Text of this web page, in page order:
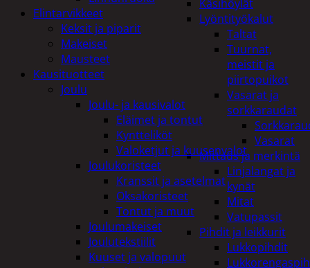
Käsihöylät
Lyöntityökalut
Taltat
Tuurnat,
meistit ja
piirtopuikot
Vasarat ja
sorkkaraudat
Vasarat
Mittaus ja merkintä
Linjalangat ja
kynät
Mitat
Vatupassit
Pihdit ja leikkurit
Lukkopihdit
Elintarvikkeet
Keksit ja piparit
Makeiset
Mausteet
Kausituotteet
Joulu
Joulu- ja kausivalot
Eläimet ja tontut
Kyntteliköt
Valoketjut ja kuusenvalot
Joulukoristeet
Kranssit ja asetelmat
Oksakoristeet
Tontut ja muut
Joulumakeiset
Joulutekstiilit
Kuuset ja valopuut